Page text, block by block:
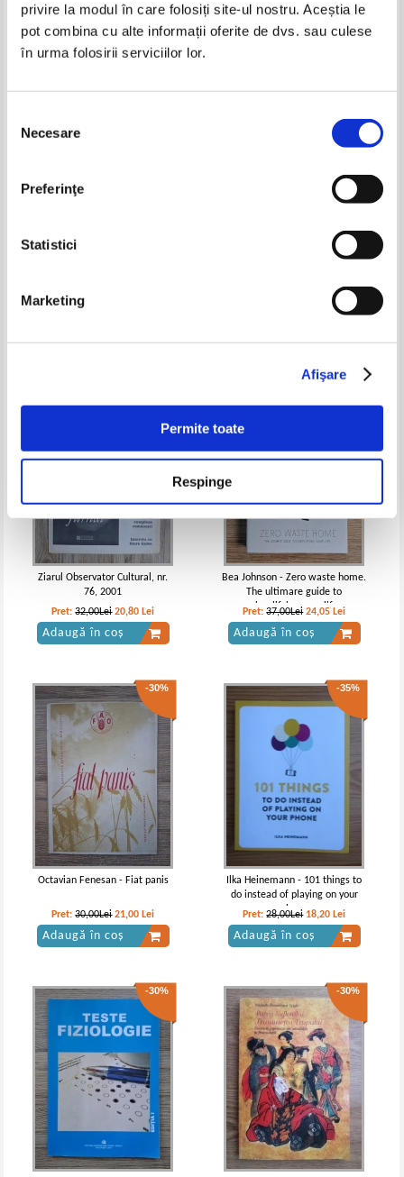
privire la modul în care folosiți site-ul nostru. Aceștia le
pot combina cu alte informații oferite de dvs. sau culese
în urma folosirii serviciilor lor.
consimțământului
Necesare
Preferinţe
Statistici
Marketing
Afişare
Permite toate
Respinge
Pret: 27,00Lei 17,55 Lei
Adaugă în coș
Pret:27,00Lei 17,55 Lei
Adaugă în coș
Pret:
Ziarul Observator Cultural, nr.
76, 2001
Pret:32,00Lei 20,80 Lei
Adaugă în coș
Bea Johnson - Zero waste home.
The ultimare guide to
simplifying your life
Pret:37,00Lei 24,05 Lei
Adaugă în coș
-30%
Octavian Fenesan - Fiat panis
Pret:30,00Lei 21,00 Lei
Adaugă în coș
-35%
Ilka Heinemann - 101 things to
do instead of playing on your
phone
Pret:28,00Lei 18,20 Lei
Adaugă în coș
-30% -30%